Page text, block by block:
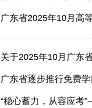
广东省2025年10月高
关于2025年10月广东
广东省逐步推行免费
“稳心蓄力，从容应考